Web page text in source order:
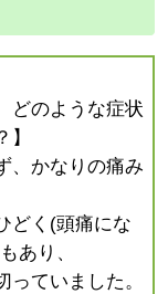
どのような症状
、かなりの痛み
どく(頭痛にな
あり、
っていました。